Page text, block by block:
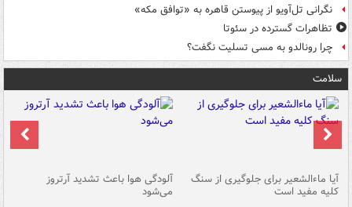
نگرانی تل‌آویو از پیوستن قاهره به «توافق مکه»
تظاهرات گسترده در سئوتا
چرا رونالدو به مسی تسلیت نگفت؟
سلامت
آیا ماءالشعیر برای جلوگیری از سنگ
کلیه مفید است
آلودگی هوا باعث تشدید آرتروز
می‌شود